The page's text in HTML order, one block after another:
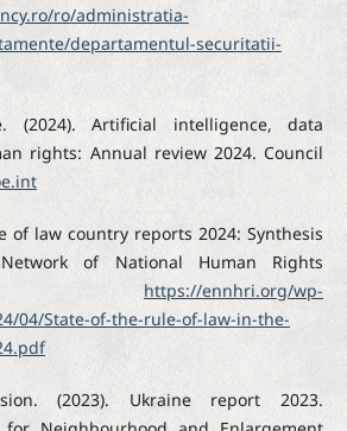
ro/administratia-
departamentul-securitatii-
(2024). Artificial intelligence, data
rights: Annual review 2024. Council
of law country reports 2024: Synthesis
of National Human Rights
https://ennhri.org/wp-
04/State-of-the-rule-of-law-in-the-
(2023). Ukraine report 2023.